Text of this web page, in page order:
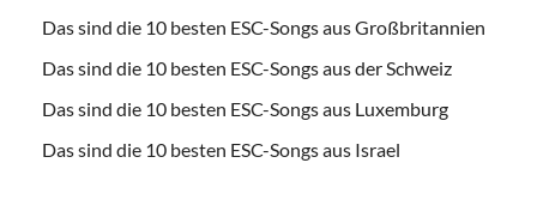
Das sind die 10 besten ESC-Songs aus Großbritannien
Das sind die 10 besten ESC-Songs aus der Schweiz
Das sind die 10 besten ESC-Songs aus Luxemburg
Das sind die 10 besten ESC-Songs aus Israel